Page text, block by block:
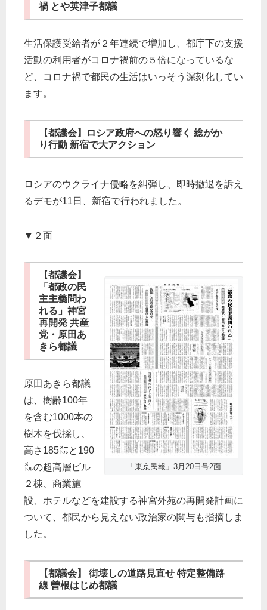
禍 とや英津子都議
生活保護受給者が２年連続で増加し、都庁下の支援
活動の利用者がコロナ禍前の５倍になっているな
ど、コロナ禍で都民の生活はいっそう深刻化してい
ます。
【都議会】ロシア政府への怒り響く 総がか
り行動 新宿で大アクション
ロシアのウクライナ侵略を糾弾し、即時撤退を訴え
るデモが11日、新宿で行われました。
▼２面
「東京民報」3月20日号2面
【都議会】
「都政の民
主主義問わ
れる」神宮
再開発 共産
党・原田あ
きら都議
原田あきら都議
は、樹齢100年
を含む1000本の
樹木を伐採し、
高さ185㍍と190
㍍の超高層ビル
２棟、商業施
設、ホテルなどを建設する神宮外苑の再開発計画に
ついて、都民から見えない政治家の関与も指摘しま
した。
【都議会】 街壊しの道路見直せ 特定整備路
線 曽根はじめ都議